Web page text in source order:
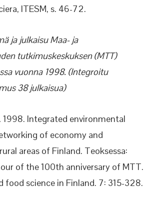
ITESM, s. 46-72.
ja julkaisu Maa- ja
tutkimuskeskuksen (MTT)
vuonna 1998. (Integroitu
38 julkaisua)
1998. Integrated environmental
of economy and
areas of Finland. Teoksessa:
of the 100th anniversary of MTT.
food science in Finland. 7: 315-328.